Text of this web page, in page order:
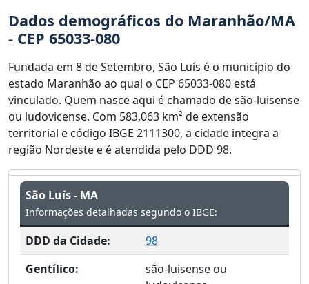
Dados demográficos do Maranhão/MA
- CEP 65033-080
Fundada em 8 de Setembro, São Luís é o município do
estado Maranhão ao qual o CEP 65033-080 está
vinculado. Quem nasce aqui é chamado de são-luisense
ou ludovicense. Com 583,063 km² de extensão
territorial e código IBGE 2111300, a cidade integra a
região Nordeste e é atendida pelo DDD 98.
São Luís - MA
Informações detalhadas segundo o IBGE:
DDD da Cidade:
98
Gentílico:
são-luisense ou